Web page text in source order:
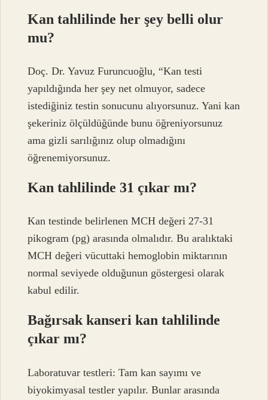
Kan tahlilinde her şey belli olur
mu?
Doç. Dr. Yavuz Furuncuoğlu, “Kan testi
yapıldığında her şey net olmuyor, sadece
istediğiniz testin sonucunu alıyorsunuz. Yani kan
şekeriniz ölçüldüğünde bunu öğreniyorsunuz
ama gizli sarılığınız olup olmadığını
öğrenemiyorsunuz.
Kan tahlilinde 31 çıkar mı?
Kan testinde belirlenen MCH değeri 27-31
pikogram (pg) arasında olmalıdır. Bu aralıktaki
MCH değeri vücuttaki hemoglobin miktarının
normal seviyede olduğunun göstergesi olarak
kabul edilir.
Bağırsak kanseri kan tahlilinde
çıkar mı?
Laboratuvar testleri: Tam kan sayımı ve
biyokimyasal testler yapılır. Bunlar arasında